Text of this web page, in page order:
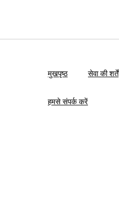
मुखपृष्ठ सेवा की शर्तें
हमसे संपर्क करें